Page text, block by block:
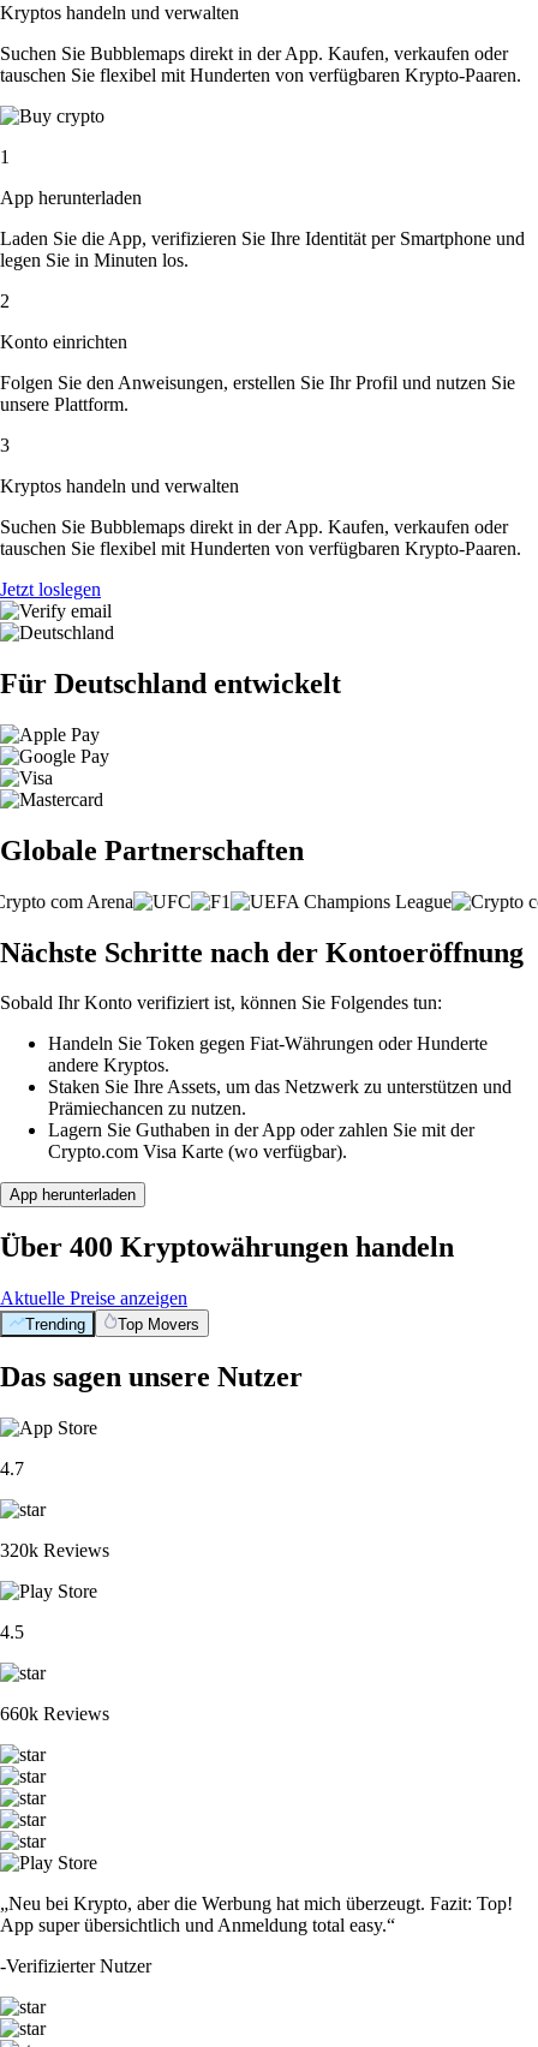
Kryptos handeln und verwalten
Suchen Sie Bubblemaps direkt in der App. Kaufen, verkaufen oder
tauschen Sie flexibel mit Hunderten von verfügbaren Krypto-Paaren.
1
App herunterladen
Laden Sie die App, verifizieren Sie Ihre Identität per Smartphone und
legen Sie in Minuten los.
2
Konto einrichten
Folgen Sie den Anweisungen, erstellen Sie Ihr Profil und nutzen Sie
unsere Plattform.
3
Kryptos handeln und verwalten
Suchen Sie Bubblemaps direkt in der App. Kaufen, verkaufen oder
tauschen Sie flexibel mit Hunderten von verfügbaren Krypto-Paaren.
Jetzt loslegen
Für Deutschland entwickelt
Globale Partnerschaften
Nächste Schritte nach der Kontoeröffnung
Sobald Ihr Konto verifiziert ist, können Sie Folgendes tun:
Handeln Sie Token gegen Fiat-Währungen oder Hunderte
andere Kryptos.
Staken Sie Ihre Assets, um das Netzwerk zu unterstützen und
Prämiechancen zu nutzen.
Lagern Sie Guthaben in der App oder zahlen Sie mit der
Crypto.com Visa Karte (wo verfügbar).
App herunterladen
Über 400 Kryptowährungen handeln
Aktuelle Preise anzeigen
Trending Top Movers
Das sagen unsere Nutzer
4.7
320k Reviews
4.5
660k Reviews
„Neu bei Krypto, aber die Werbung hat mich überzeugt. Fazit: Top!
App super übersichtlich und Anmeldung total easy.“
-Verifizierter Nutzer